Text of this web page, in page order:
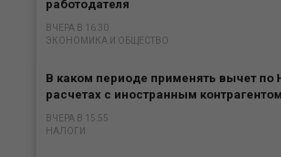
работодателя
ВЧЕРА В 16:30
ЭКОНОМИКА И ОБЩЕСТВО
В каком периоде применять вычет по
расчетах с иностранным контрагентом
ВЧЕРА В 15:55
НАЛОГИ